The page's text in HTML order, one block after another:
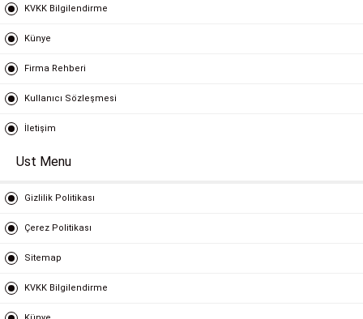
KVKK Bilgilendirme
Künye
Firma Rehberi
Kullanıcı Sözleşmesi
İletişim
Ust Menu
Gizlilik Politikası
Çerez Politikası
Sitemap
KVKK Bilgilendirme